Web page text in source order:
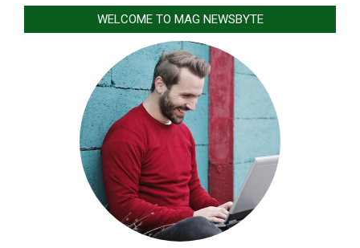
WELCOME TO MAG NEWSBYTE